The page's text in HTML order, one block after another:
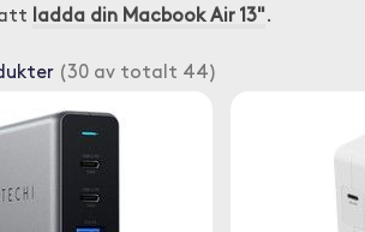
att ladda din Macbook Air 13".
(30 av totalt 44)